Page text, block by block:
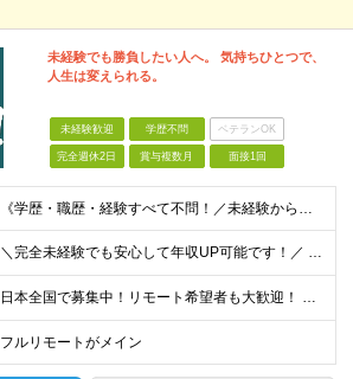
未経験でも勝負したい人へ。 気持ちひとつで、
人生は変えられる。
未経験歓迎 学歴不問 ベテランOK
完全週休2日 賞与複数月 面接1回
《学歴・職歴・経験すべて不問！／未経験からのチャレンジ大歓迎◎》 ▼こんな気持ち、ひとつでも当てはまる方はぜひ！ □ なにか、人生を変えるきっかけがほしい □ 立ち仕事に疲れて、そろそろ座り仕事がい
＼完全未経験でも安心して年収UP可能です！／ -------------- 【1】営業 月給25万円～80万円＋賞与 【2】事務 月給21万円～50万円＋賞与 【3】マーケ 月給25万円～80万円
日本全国で募集中！リモート希望者も大歓迎！ ※クライアントオフィスへの出勤が必要な場合は、 「東京オフィス」または「首都圏・関西圏」になります ※勤務地の選択はご希望を考慮し、転居を伴う転勤はありま
フルリモートがメイン